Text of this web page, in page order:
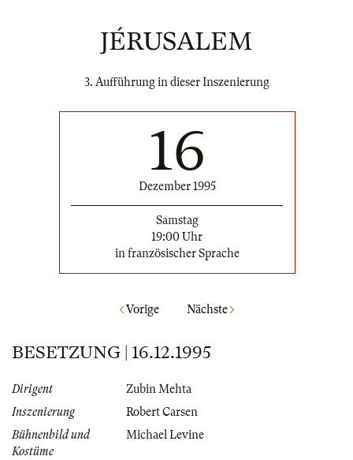
JÉRUSALEM
3. Aufführung in dieser Inszenierung
16
Dezember 1995
Samstag
19:00 Uhr
in französischer Sprache
Vorige Nächste
BESETZUNG | 16.12.1995
Dirigent
Zubin Mehta
Inszenierung
Robert Carsen
Bühnenbild und
Kostüme
Michael Levine